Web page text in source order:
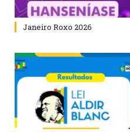
Janeiro Roxo 2026